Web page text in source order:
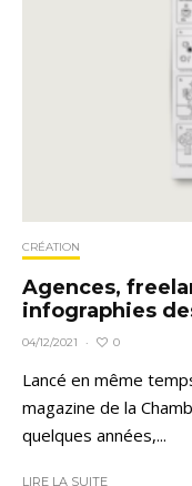
CRÉATION
Agences,
infographies
04/12/2021 · 0
Lancé en même
magazine de la
quelques années,...
LIRE LA SUITE